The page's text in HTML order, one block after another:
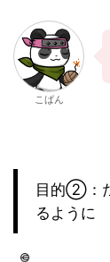
こばん
目的②：
るように